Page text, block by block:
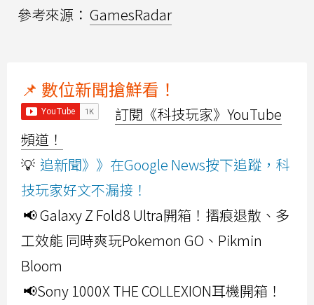
參考來源： GamesRadar
📌 數位新聞搶鮮看！
訂閱《科技玩家》YouTube
頻道！
💡 追新聞》》在Google News按下追蹤，科
技玩家好文不漏接！
📢 Galaxy Z Fold8 Ultra開箱！摺痕退散、多
工效能 同時爽玩Pokemon GO、Pikmin
Bloom
📢Sony 1000X THE COLLEXION耳機開箱！